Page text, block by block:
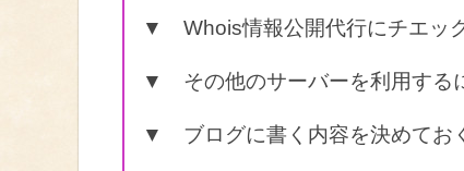
▼ Whois情報公開代行にチエッ
▼ その他のサーバーを利用する
▼ ブログに書く内容を決めてお